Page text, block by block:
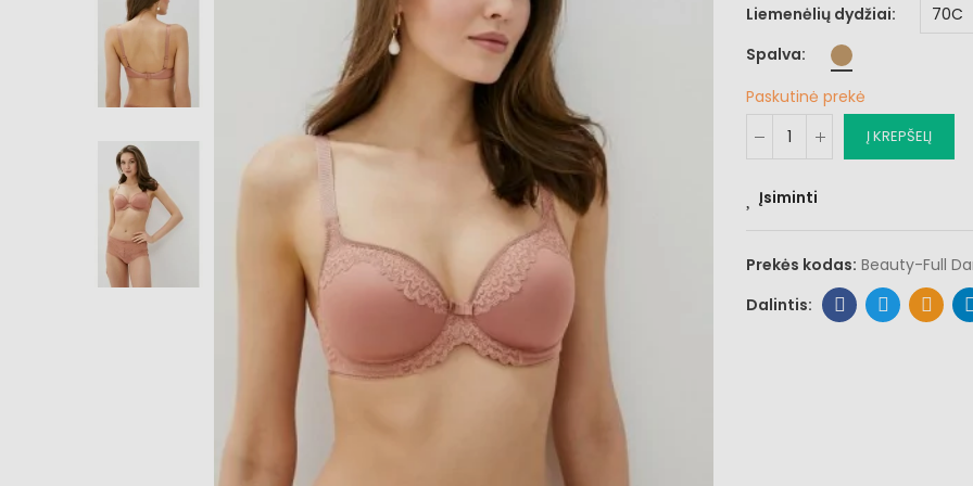
Liemenėlių dydžiai
Spalva
Paskutinė prekė
Į KREPŠELĮ
Įsiminti
Prekės kodas: Beauty-Full